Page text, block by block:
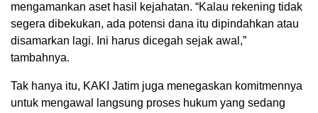
mengamankan aset hasil kejahatan. “Kalau rekening tidak
segera dibekukan, ada potensi dana itu dipindahkan atau
disamarkan lagi. Ini harus dicegah sejak awal,”
tambahnya.
Tak hanya itu, KAKI Jatim juga menegaskan komitmennya
untuk mengawal langsung proses hukum yang sedang